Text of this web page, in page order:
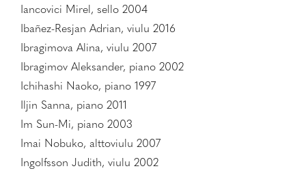
Iancovici Mirel, sello 2004
Ibañez-Resjan Adrian, viulu 2016
Ibragimova Alina, viulu 2007
Ibragimov Aleksander, piano 2002
Ichihashi Naoko, piano 1997
Iljin Sanna, piano 2011
Im Sun-Mi, piano 2003
Imai Nobuko, alttoviulu 2007
Ingolfsson Judith, viulu 2002